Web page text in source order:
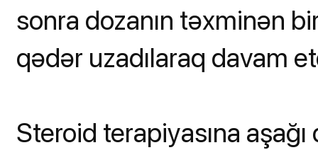
sonra dozanın təxminən
qədər uzadılaraq davam
Steroid terapiyasına